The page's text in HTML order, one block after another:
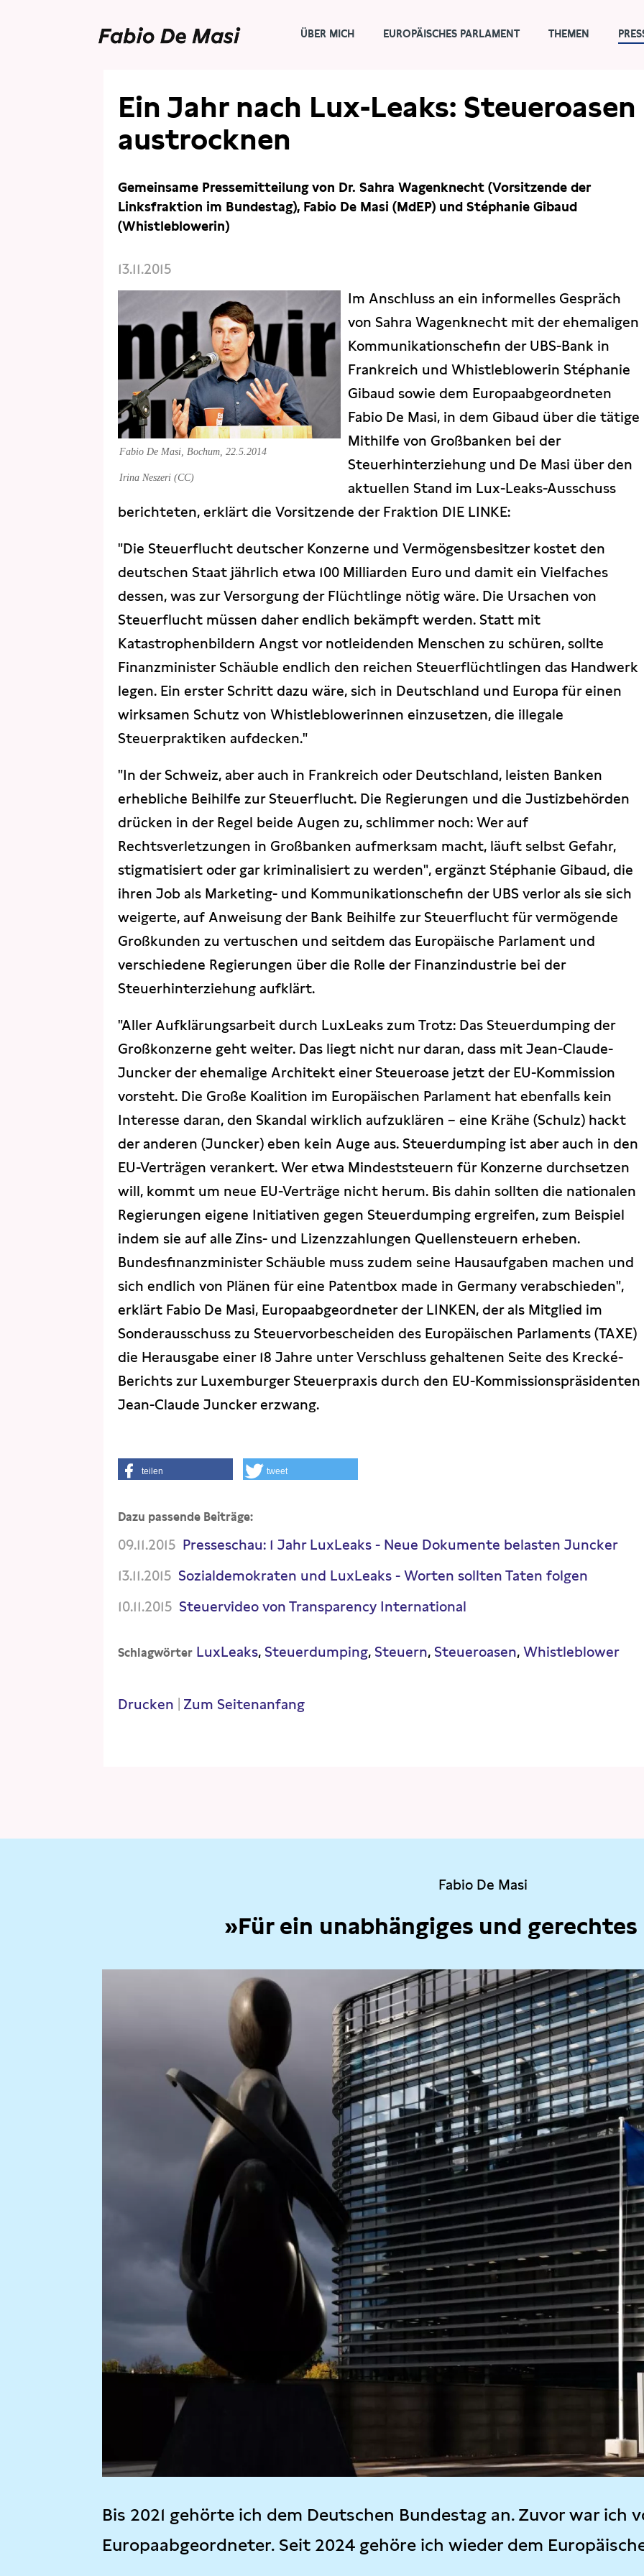
ÜBER MICH EUROPÄISCHES PARLAMENT THEMEN
Ein Jahr nach Lux-Leaks: Steueroasen
austrocknen
Gemeinsame Pressemitteilung von Dr. Sahra Wagenknecht (Vorsitzende der
Linksfraktion im Bundestag), Fabio De Masi (MdEP) und Stéphanie Gibaud
(Whistleblowerin)
13.11.2015
Fabio De Masi, Bochum, 22.5.2014
Irina Neszeri (CC)
Im Anschluss an ein informelles Gespräch
von Sahra Wagenknecht mit der ehemaligen
Kommunikationschefin der UBS-Bank in
Frankreich und Whistleblowerin Stéphanie
Gibaud sowie dem Europaabgeordneten
Fabio De Masi, in dem Gibaud über die tätige
Mithilfe von Großbanken bei der
Steuerhinterziehung und De Masi über den
aktuellen Stand im Lux-Leaks-Ausschuss
berichteten, erklärt die Vorsitzende der Fraktion DIE LINKE:
"Die Steuerflucht deutscher Konzerne und Vermögensbesitzer kostet den
deutschen Staat jährlich etwa 100 Milliarden Euro und damit ein Vielfaches
dessen, was zur Versorgung der Flüchtlinge nötig wäre. Die Ursachen von
Steuerflucht müssen daher endlich bekämpft werden. Statt mit
Katastrophenbildern Angst vor notleidenden Menschen zu schüren, sollte
Finanzminister Schäuble endlich den reichen Steuerflüchtlingen das Handwerk
legen. Ein erster Schritt dazu wäre, sich in Deutschland und Europa für einen
wirksamen Schutz von Whistleblowerinnen einzusetzen, die illegale
Steuerpraktiken aufdecken."
"In der Schweiz, aber auch in Frankreich oder Deutschland, leisten Banken
erhebliche Beihilfe zur Steuerflucht. Die Regierungen und die Justizbehörden
drücken in der Regel beide Augen zu, schlimmer noch: Wer auf
Rechtsverletzungen in Großbanken aufmerksam macht, läuft selbst Gefahr,
stigmatisiert oder gar kriminalisiert zu werden", ergänzt Stéphanie Gibaud, die
ihren Job als Marketing- und Kommunikationschefin der UBS verlor als sie sich
weigerte, auf Anweisung der Bank Beihilfe zur Steuerflucht für vermögende
Großkunden zu vertuschen und seitdem das Europäische Parlament und
verschiedene Regierungen über die Rolle der Finanzindustrie bei der
Steuerhinterziehung aufklärt.
"Aller Aufklärungsarbeit durch LuxLeaks zum Trotz: Das Steuerdumping der
Großkonzerne geht weiter. Das liegt nicht nur daran, dass mit Jean-Claude-
Juncker der ehemalige Architekt einer Steueroase jetzt der EU-Kommission
vorsteht. Die Große Koalition im Europäischen Parlament hat ebenfalls kein
Interesse daran, den Skandal wirklich aufzuklären – eine Krähe (Schulz) hackt
der anderen (Juncker) eben kein Auge aus. Steuerdumping ist aber auch in den
EU-Verträgen verankert. Wer etwa Mindeststeuern für Konzerne durchsetzen
will, kommt um neue EU-Verträge nicht herum. Bis dahin sollten die nationalen
Regierungen eigene Initiativen gegen Steuerdumping ergreifen, zum Beispiel
indem sie auf alle Zins- und Lizenzzahlungen Quellensteuern erheben.
Bundesfinanzminister Schäuble muss zudem seine Hausaufgaben machen und
sich endlich von Plänen für eine Patentbox made in Germany verabschieden",
erklärt Fabio De Masi, Europaabgeordneter der LINKEN, der als Mitglied im
Sonderausschuss zu Steuervorbescheiden des Europäischen Parlaments (TAXE)
die Herausgabe einer 18 Jahre unter Verschluss gehaltenen Seite des Krecké-
Berichts zur Luxemburger Steuerpraxis durch den EU-Kommissionspräsidenten
Jean-Claude Juncker erzwang.
teilen tweet
Dazu passende Beiträge:
09.11.2015 Presseschau: 1 Jahr LuxLeaks - Neue Dokumente belasten Juncker
13.11.2015 Sozialdemokraten und LuxLeaks - Worten sollten Taten folgen
10.11.2015 Steuervideo von Transparency International
Schlagwörter LuxLeaks Steuerdumping Steuern Steueroasen Whistleblower
Drucken Zum Seitenanfang
Fabio De Masi
»Für ein unabhängiges und gerechtes
Bis 2021 gehörte ich dem Deutschen Bundestag an. Zuvor war ich
Europaabgeordneter. Seit 2024 gehöre ich wieder dem